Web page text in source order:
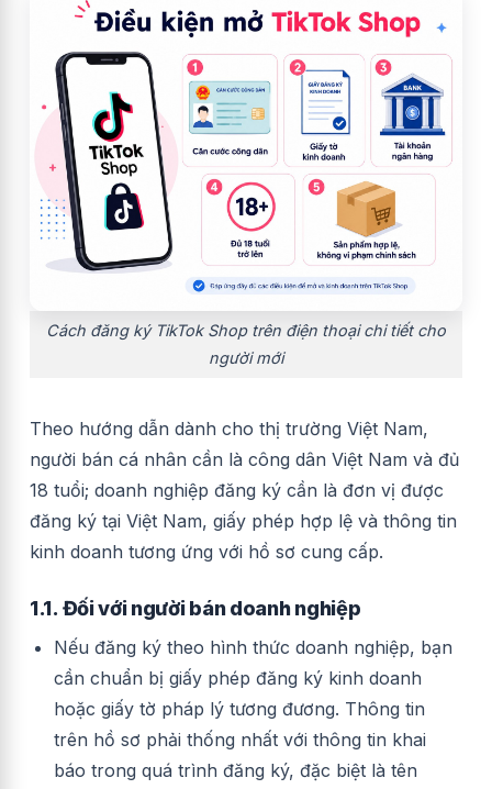
Cách đăng ký TikTok Shop trên điện thoại chi tiết cho
người mới
Theo hướng dẫn dành cho thị trường Việt Nam,
người bán cá nhân cần là công dân Việt Nam và đủ
18 tuổi; doanh nghiệp đăng ký cần là đơn vị được
đăng ký tại Việt Nam, giấy phép hợp lệ và thông tin
kinh doanh tương ứng với hồ sơ cung cấp.
1.1. Đối với người bán doanh nghiệp
Nếu đăng ký theo hình thức doanh nghiệp, bạn
cần chuẩn bị giấy phép đăng ký kinh doanh
hoặc giấy tờ pháp lý tương đương. Thông tin
trên hồ sơ phải thống nhất với thông tin khai
báo trong quá trình đăng ký, đặc biệt là tên